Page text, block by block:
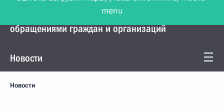
Управление Президента по работе с
обращениями граждан и организаций
Новости
Новости
menu